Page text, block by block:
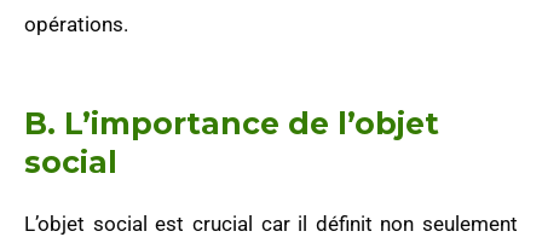
opérations.
B. L’importance de l’objet
social
L’objet social est crucial car il définit non seulement